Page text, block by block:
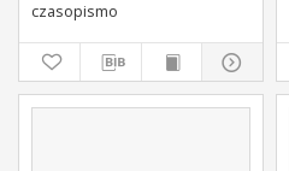
czasopismo